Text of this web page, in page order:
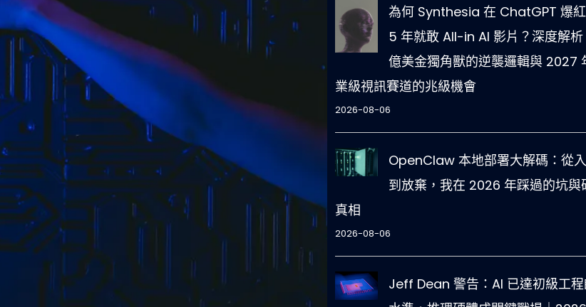
為何 Synthesia 在 ChatGPT 爆
5 年就敢 All-in AI 影片？深度解
億美金獨角獸的逆襲邏輯與 2027
業級視訊賽道的兆級機會
2026-08-06
OpenClaw 本地部署大解碼：從
到放棄，我在 2026 年踩過的坑與
真相
2026-08-06
Jeff Dean 警告：AI 已達初級工